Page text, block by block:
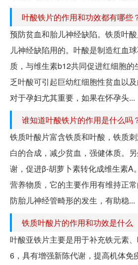
叶酸铁片的作用和功效都有哪些
预防贫血和胎儿神经缺陷。铁质叶
儿神经缺陷用的。叶酸是制造红血
质，与维生素b12共同促进红细胞
乏叶酸可引起巨幼红细胞性贫血以
对于孕妇尤其重要，如果在怀孕头...
谁知道叶酸铁片的作用是什么吗
铁质叶酸片富含铁质和叶酸，铁质
白的合成，减少贫血，强健体质。
谢，促进β-胡萝卜素转化成维生素A
营养物质，它的主要作用有维持正
防胎儿神经管畸形的发生，有助稳...
铁质叶酸片的作用和功效是什么
叶酸亚铁片主要是用于补充铁元素
6，具有增强新陈代谢，提高机体免